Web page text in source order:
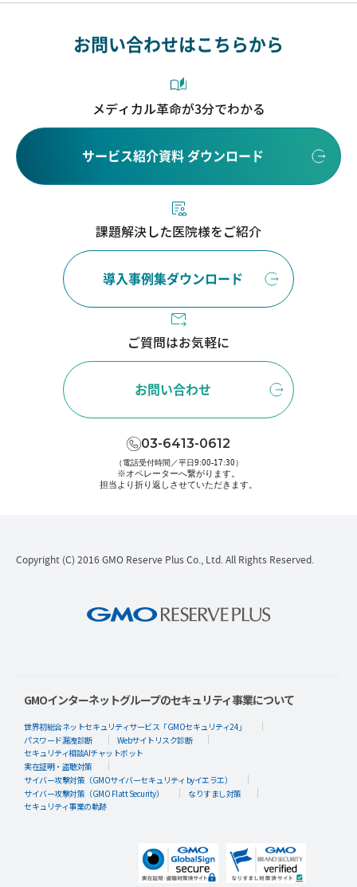
お問い合わせはこちらから
メディカル革命が3分でわかる
サービス紹介資料 ダウンロード
課題解決した医院様をご紹介
導入事例集ダウンロード
ご質問はお気軽に
お問い合わせ
03-6413-0612
（電話受付時間／平日9:00-17:30）
※オペレーターへ繋がります。
担当より折り返しさせていただきます。
Copyright (C) 2016 GMO Reserve Plus Co., Ltd. All Rights Reserved.
GMOインターネットグループのセキュリティ事業について
世界初総合ネットセキュリティサービス「GMOセキュリティ24」
パスワード漏洩診断
Webサイトリスク診断
セキュリティ相談AIチャットボット
実在証明・盗聴対策
サイバー攻撃対策（GMOサイバーセキュリティ byイエラエ）
サイバー攻撃対策（GMO Flatt Security）
なりすまし対策
セキュリティ事業の軌跡